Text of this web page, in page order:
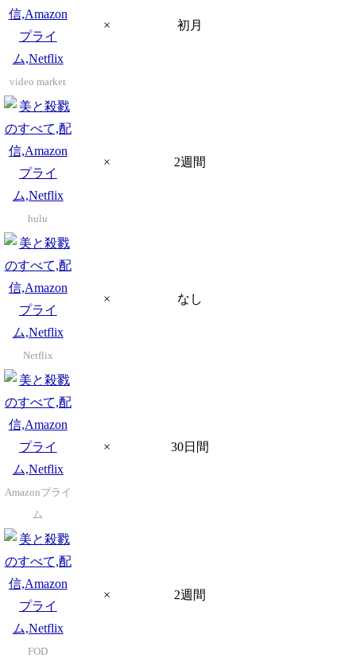
video market
× 初月
hulu
× 2週間
Netflix
× なし
Amazonプライ
ム
× 30日間
FOD
× 2週間